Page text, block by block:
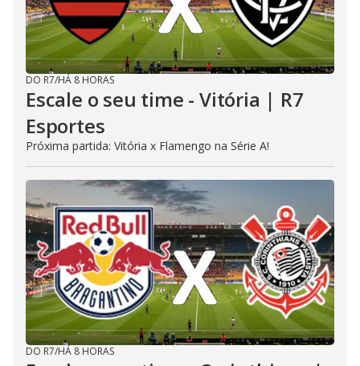
DO R7/HÁ 8 HORAS
Escale o seu time - Vitória | R7
Esportes
Próxima partida: Vitória x Flamengo na Série A!
DO R7/HÁ 8 HORAS